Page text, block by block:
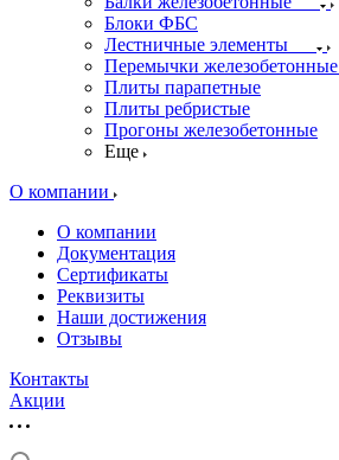
Блоки ФБС
Лестничные элементы
Перемычки железобетонные
Плиты парапетные
Плиты ребристые
Прогоны железобетонные
Еще
О компании
О компании
Документация
Сертификаты
Реквизиты
Наши достижения
Отзывы
Контакты
Акции